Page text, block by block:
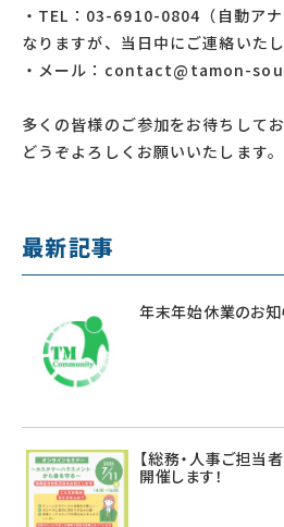
・TEL：03-6910-0804（自動ア
なりますが、当日中にご連絡いた
・メール：contact@tamon-
多くの皆様のご参加をお待ちしてお
どうぞよろしくお願いいたします。
最新記事
年末年始休業のお知
【総務・人事ご担当
開催します！